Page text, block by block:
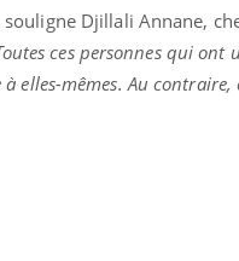
souligneDjillali Annane,
ces personnes qui ont
elles-mêmes. Au
: